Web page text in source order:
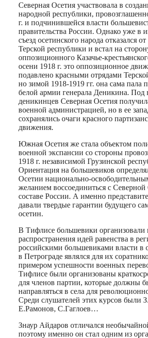
Северная Осетия участвовала в
народной республики,
г. и подчинившейся власти
правительства России. Однако уже в
съезд осетинского народа отказался
Терской республики и встал на
оппозиционного Казачье-
осени 1918 г. это оппозиционное
подавлено красными отрядами
но зимой 1918-1919 гг. она сама пала
белой армии генерала Деникина. Под
деникинцев Северная Осетия
военной администрацией, но в ее
сохранялись очаги красного
движения.
Южная Осетия же стала объектом
военной экспансии со стороны
1918 г. независимой Грузинской
Ориентация на большевиков
Осетии национально-
желанием воссоединиться с Северной
составе России. А именно
давали твердые гарантии будущего
осетин.
В Тифлисе большевики организовали
распространения идей равенства в
российскими большевиками власти в
в Петрограде являлся для их
примером успешности военных
Тифлисе были организованы
для членов партии, которые должны
направляться в села для
Среди слушателей этих курсов были
Е.Рамонов, С.Гаглоев…
Знаур Айдаров отличался
поэтому именно он стал одним из